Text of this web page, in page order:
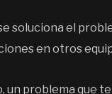
soluciona el
en otros
un problema que